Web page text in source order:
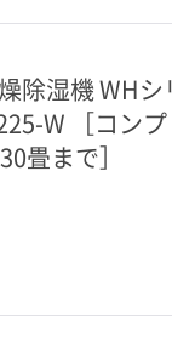
除湿機 WH
W ［コン
畳まで］